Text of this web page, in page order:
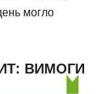
могло
ВИМОГИ